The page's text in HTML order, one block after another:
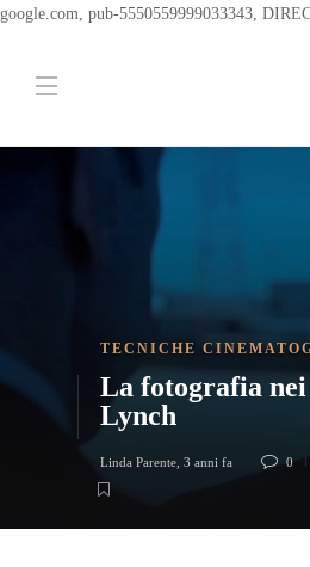
google.com, pub-5550559999033343,
TECNICHE
La fotografia
Lynch
Linda Parente, 3 anni fa 0